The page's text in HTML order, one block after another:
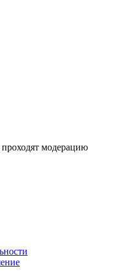
модерацию